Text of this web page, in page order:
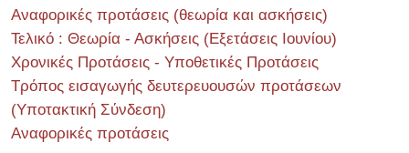
Αναφορικές προτάσεις (θεωρία και ασκήσεις)
Τελικό : Θεωρία - Ασκήσεις (Εξετάσεις Ιουνίου)
Χρονικές Προτάσεις - Υποθετικές Προτάσεις
Τρόπος εισαγωγής δευτερευουσών προτάσεων
(Υποτακτική Σύνδεση)
Αναφορικές προτάσεις